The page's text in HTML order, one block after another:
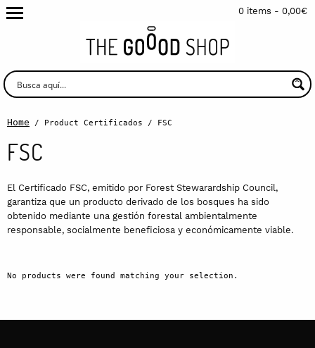
0 items - 0,00€
Home / Product Certificados / FSC
FSC
El Certificado FSC, emitido por Forest Stewarardship Council,
garantiza que un producto derivado de los bosques ha sido
obtenido mediante una gestión forestal ambientalmente
responsable, socialmente beneficiosa y económicamente viable.
No products were found matching your selection.